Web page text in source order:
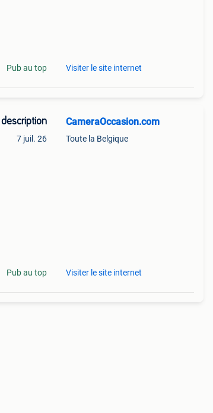
Pub au top Visiter le site internet
description
7 juil. 26
Pub au top
CameraOccasion.com
Toute la Belgique
Visiter le site internet